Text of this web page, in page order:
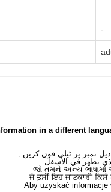
-
in a different
نمبر پر ٹیلی فون کریں۔
يظهر في الأسفل
જો તમને અન્ય ભાષામાં
ਜੇ ਤੁਸੀਂ ਇਹ ਜਾਣਕਾਰੀ
Aby uzyskać informacje